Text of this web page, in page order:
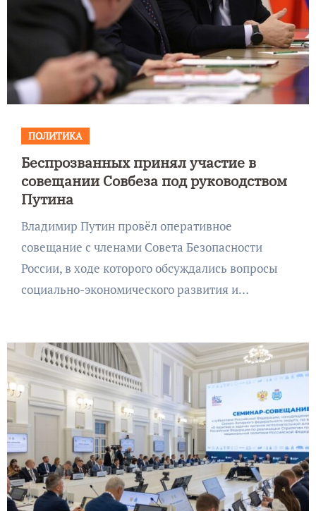
ПОЛИТИКА
Беспрозванных принял участие в
совещании Совбеза под руководством
Путина
Владимир Путин провёл оперативное
совещание с членами Совета Безопасности
России, в ходе которого обсуждались вопросы
социально-экономического развития и…